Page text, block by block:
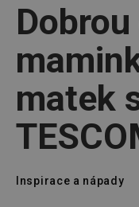
matek
Inspirace a nápady